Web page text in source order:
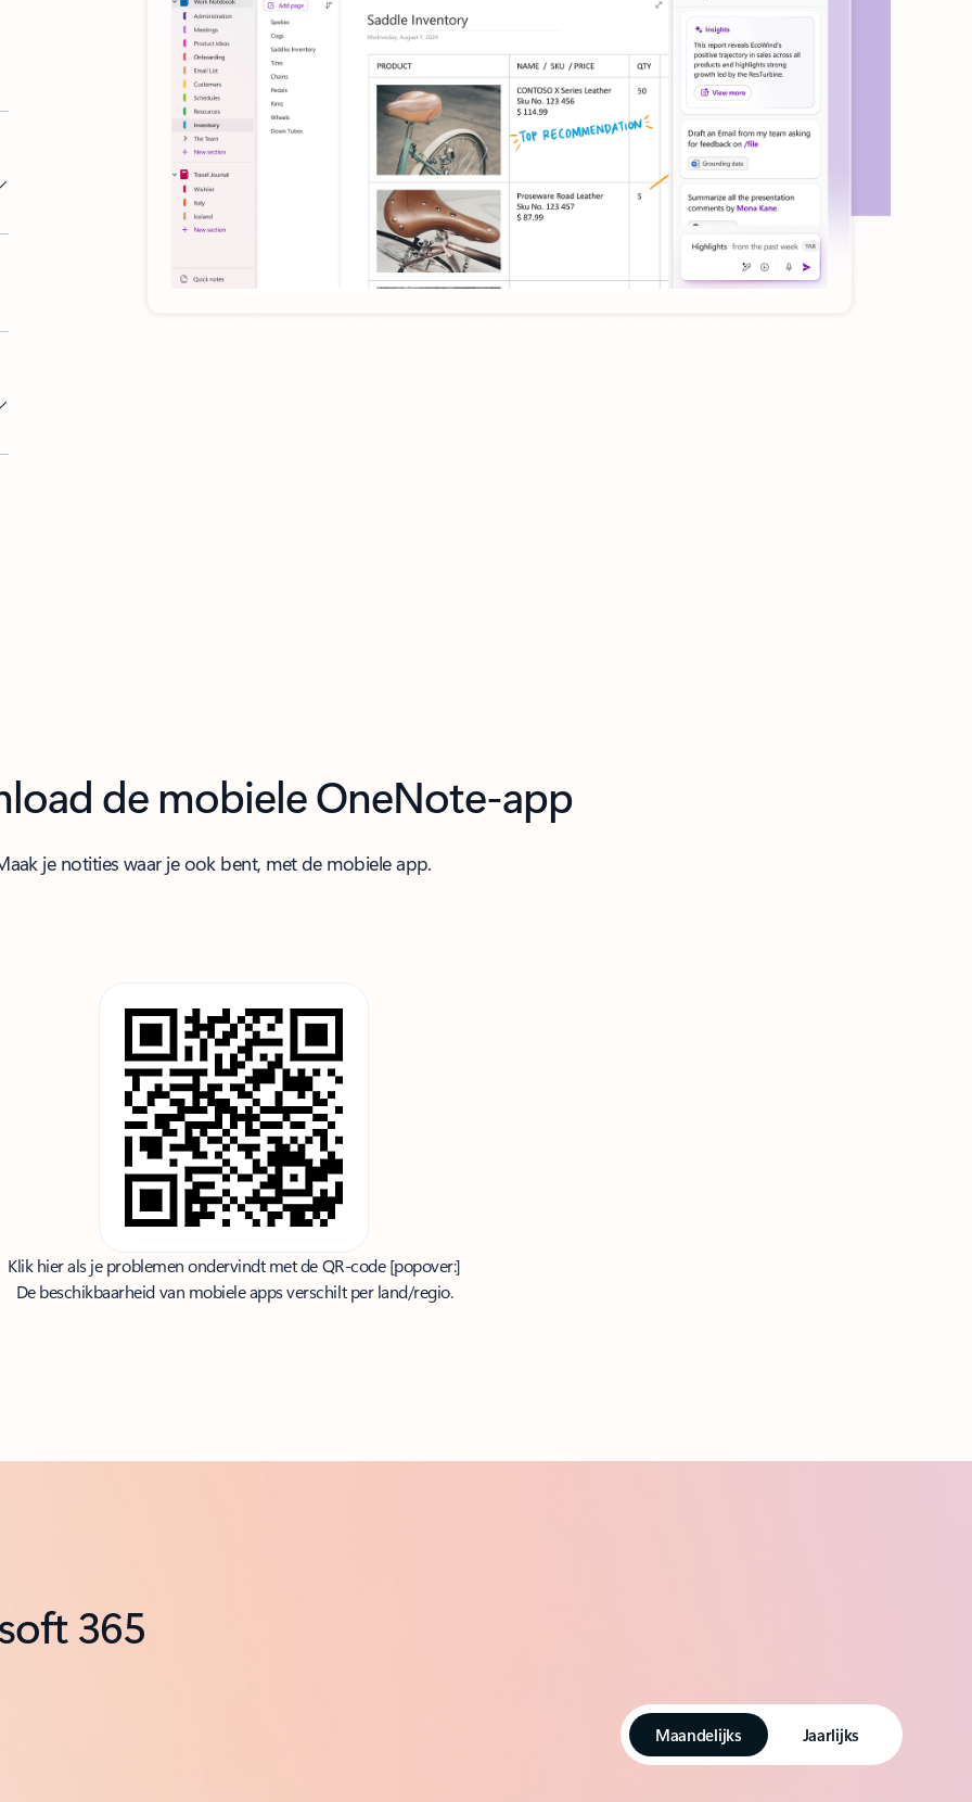
de mobiele OneNote-app
je notities waar je ook bent, met de mobiele app.
Klik hier als je problemen ondervindt met de QR-code[popover:]
De beschikbaarheid van mobiele apps verschilt per land/regio.
365
Maandelijks Jaarlijks